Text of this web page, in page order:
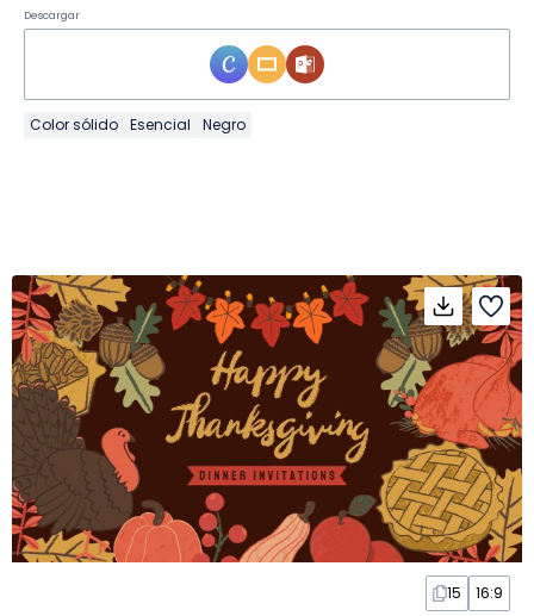
Descargar
Color sólido Esencial Negro
15 16:9